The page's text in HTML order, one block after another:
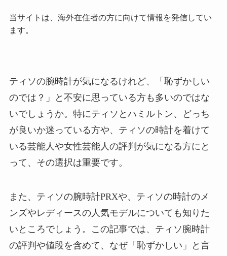
当サイトは、海外在住者の方に向けて情報を発信してい
ます。
ティソの腕時計が気になるけれど、「恥ずかしい
のでは？」と不安に思っている方も多いのではな
いでしょうか。特にティソとハミルトン、どっち
が良いか迷っている方や、ティソの時計を着けて
いる芸能人や女性芸能人の評判が気になる方にと
って、その選択は重要です。
また、ティソの腕時計PRXや、ティソの時計のメ
ンズやレディースの人気モデルについても知りた
いところでしょう。この記事では、ティソ腕時計
の評判や値段を含めて、なぜ「恥ずかしい」と言